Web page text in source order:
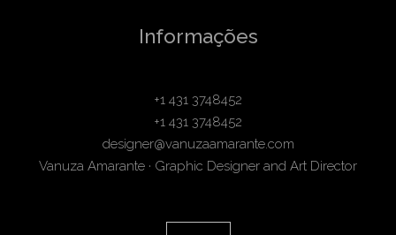
Informações
+1 431 3748452
+1 431 3748452
designer@vanuzaamarante.com
Vanuza Amarante · Graphic Designer and Art Director